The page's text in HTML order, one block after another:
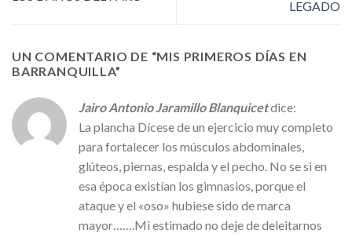
LEGADO
UN COMENTARIO DE “MIS PRIMEROS DÍAS EN
BARRANQUILLA”
Jairo Antonio Jaramillo Blanquicetdice:
La plancha Dícese de un ejercicio muy completo
para fortalecer los músculos abdominales,
glúteos, piernas, espalda y el pecho. No se si en
esa época existían los gimnasios, porque el
ataque y el «oso» hubiese sido de marca
mayor…….Mi estimado no deje de deleitarnos